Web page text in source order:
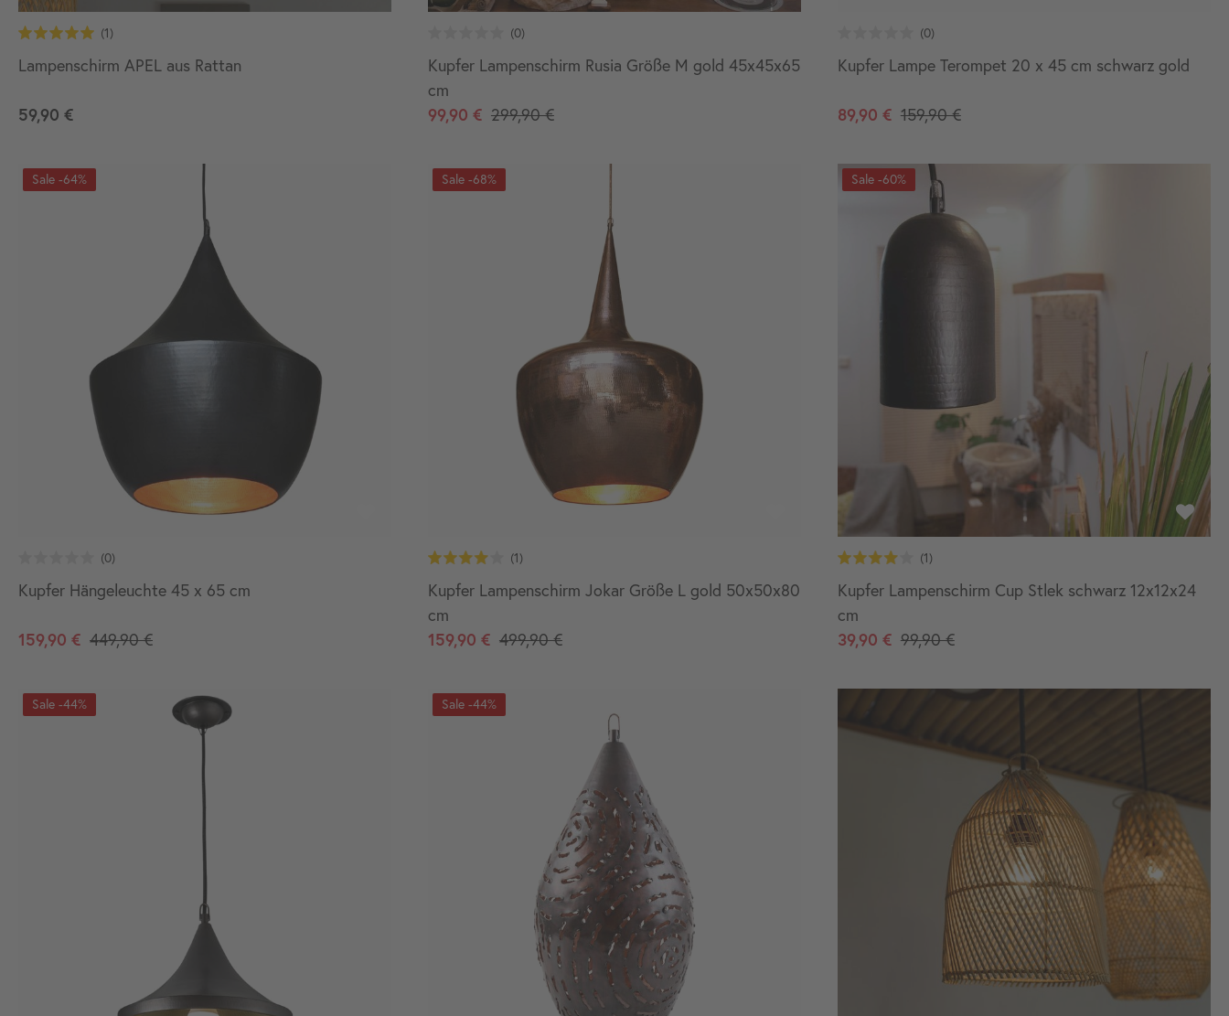
Lampenschirm APEL aus Rattan
59,90 €
Kupfer Lampenschirm Rusia Größe M gold 45x45x65
cm
99,90 € 299,90 €
Kupfer Lampe Terompet 20 x 45 cm schwarz gold
89,90 € 159,90 €
-64%
Kupfer Hängeleuchte 45 x 65 cm
159,90 € 449,90 €
-68%
Kupfer Lampenschirm Jokar Größe L gold 50x50x80
cm
159,90 € 499,90 €
-60%
Kupfer Lampenschirm Cup Stlek schwarz 12x12x24
cm
39,90 € 99,90 €
-44% -44%